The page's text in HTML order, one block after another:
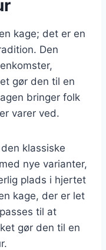
kage; det er en
Den
gør den til en
bringer folk
varer ved.
klassiske
nye varianter,
plads i hjertet
kage, der er let
til at
gør den til en